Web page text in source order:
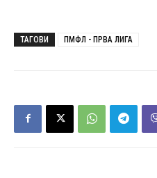
ТАГОВИ ПМФЛ - ПРВА ЛИГА